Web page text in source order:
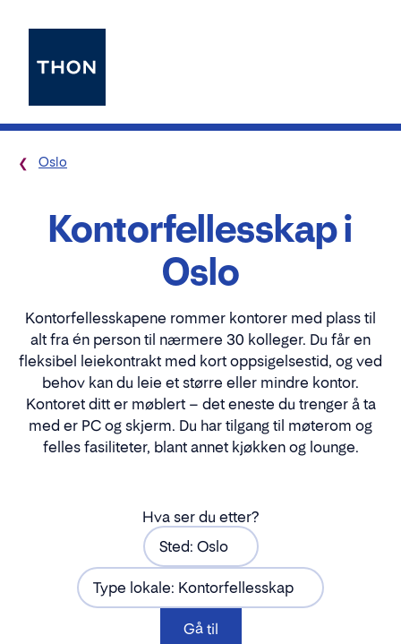
Oslo
Kontorfellesskap i
Oslo
Kontorfellesskapene rommer kontorer med plass til
alt fra én person til nærmere 30 kolleger. Du får en
fleksibel leiekontrakt med kort oppsigelsestid, og ved
behov kan du leie et større eller mindre kontor.
Kontoret ditt er møblert – det eneste du trenger å ta
med er PC og skjerm. Du har tilgang til møterom og
felles fasiliteter, blant annet kjøkken og lounge.
Hva ser du etter?
Sted: Oslo
Type lokale: Kontorfellesskap
Gå til